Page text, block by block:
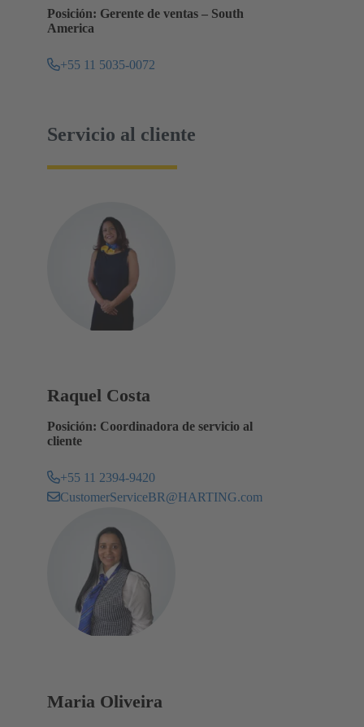
Posición: Gerente de ventas – South
America
+55 11 5035-0072
Servicio al cliente
Raquel Costa
Posición: Coordinadora de servicio al
cliente
+55 11 2394-9420
CustomerServiceBR@HARTING.com
Maria Oliveira